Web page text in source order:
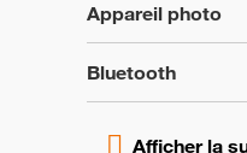
Appareil photo
Bluetooth